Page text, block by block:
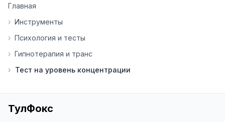
инструменты нуждаются в доработке.
основе вашей обратной связи.
⭐ Если вам нравится ToolFox — буду
благодарен за отзыв о сайте в
наши инструменты!
Главная
› Инструменты
› Психология и тесты
› Гипнотерапия и транс
› Тест на уровень концентрации
ТулФокс